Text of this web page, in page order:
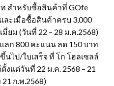
ท สำหรับซื้อสินค้าที่ GOfe
ละเมื่อซื้อสินค้าครบ 3,000
ยม (วันที่ 22 – 28 ม.ค.2568)
ลก 800 คะแนน ลด 150 บาท
ไป/ใบเสร็จ ที่ โก โฮลเซลล์
แต่วันที่ 22 ม.ค. 2568 – 21
ก.พ.2568)